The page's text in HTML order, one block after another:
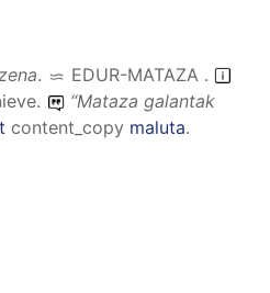
. EDUR-MATAZA .
“Mataza galantak
content_copy maluta.